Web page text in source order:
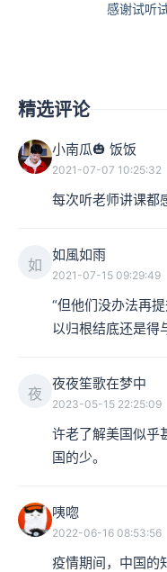
and improve it，这样
感谢试听
精选评论
小南瓜🎃 饭饭
2021-07-07 10:25:32
每次听老师讲课都
如
如風如雨
2021-07-15 09:29:49
“但他们没办法再
以归根结底还是得
夜
夜夜笙歌在梦中
2023-05-15 22:25:09
许老了解美国似乎
国的少。
咦唿
2022-06-16 08:53:56
疫情期间，中国的